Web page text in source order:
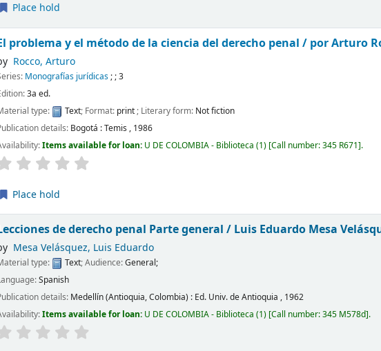
Place hold
problema y el método de la ciencia del derecho penal/ por Arturo
Rocco, Arturo
Monografías jurídicas; ; 3
3a ed.
type:
Text; Format: print; Literary form: Not fiction
details: Bogotá :Temis , 1986
Items available for loan: U DE COLOMBIA - Biblioteca (1) Call number:345 R671 .
Place hold
de derecho penal Parte general / Luis Eduardo Mesa
Mesa Velásquez, Luis Eduardo
type: Text; Audience:General;
Spanish
details: Medellín (Antioquia, Colombia) : Ed. Univ. de Antioquia , 1962
Items available for loan: U DE COLOMBIA - Biblioteca (1) Call number:345 M578d .